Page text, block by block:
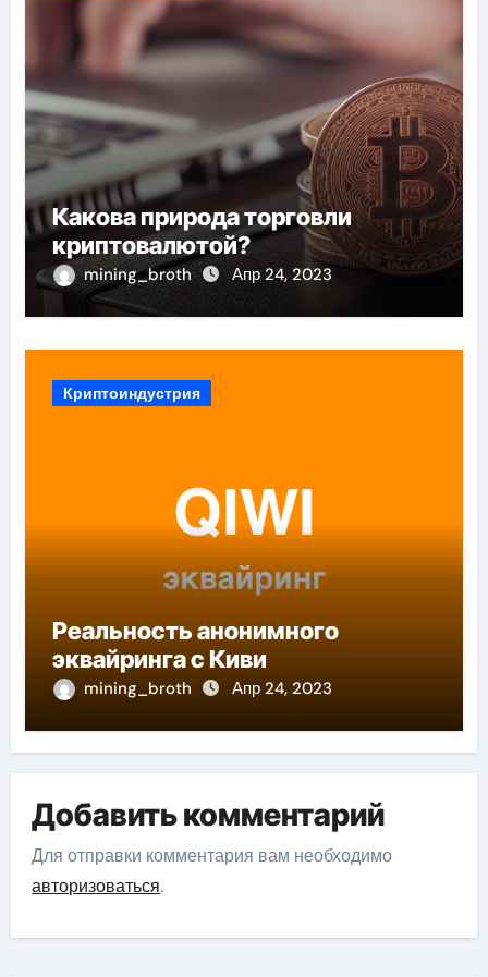
Какова природа торговли
криптовалютой?
mining_broth Апр 24, 2023
Криптоиндустрия
Реальность анонимного
эквайринга с Киви
mining_broth Апр 24, 2023
Добавить комментарий
Для отправки комментария вам необходимо
авторизоваться.